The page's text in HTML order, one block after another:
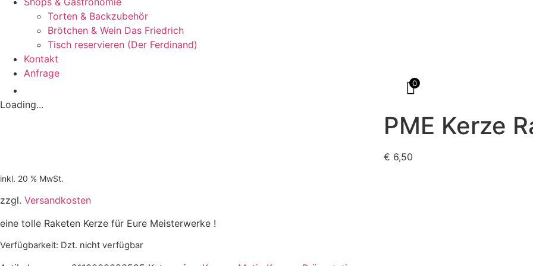
Torten & Backzubehör
Brötchen & Wein Das Friedrich
Tisch reservieren (Der Ferdinand)
Kontakt
Anfrage
0
Loading...
PME Kerze
€ 6,50
inkl. 20 % MwSt.
zzgl. Versandkosten
eine tolle Raketen Kerze für Eure Meisterwerke !
Verfügbarkeit: Dzt. nicht verfügbar